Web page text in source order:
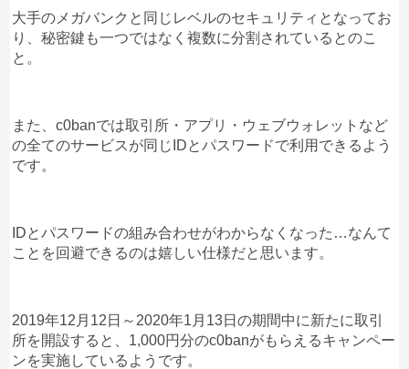
大手のメガバンクと同じレベルのセキュリティとなってお
り、秘密鍵も一つではなく複数に分割されているとのこ
と。
また、c0banでは取引所・アプリ・ウェブウォレットなど
の全てのサービスが同じIDとパスワードで利用できるよう
です。
IDとパスワードの組み合わせがわからなくなった…なんて
ことを回避できるのは嬉しい仕様だと思います。
2019年12月12日～2020年1月13日の期間中に新たに取引
所を開設すると、1,000円分のc0banがもらえるキャンペー
ンを実施しているようです。